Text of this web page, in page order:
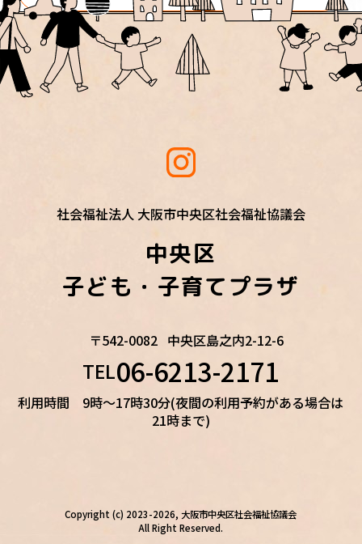
社会福祉法人 大阪市中央区社会福祉協議会
中央区
子ども・子育てプラザ
〒542-0082 中央区島之内2-12-6
TEL06-6213-2171
利用時間 9時～17時30分(夜間の利用予約がある場合は
21時まで)
Copyright (c) 2023-2026, 大阪市中央区社会福祉協議会
All Right Reserved.